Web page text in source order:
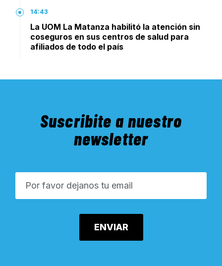
14:43
La UOM La Matanza habilitó la atención sin
coseguros en sus centros de salud para
afiliados de todo el país
Suscribite a nuestro
newsletter